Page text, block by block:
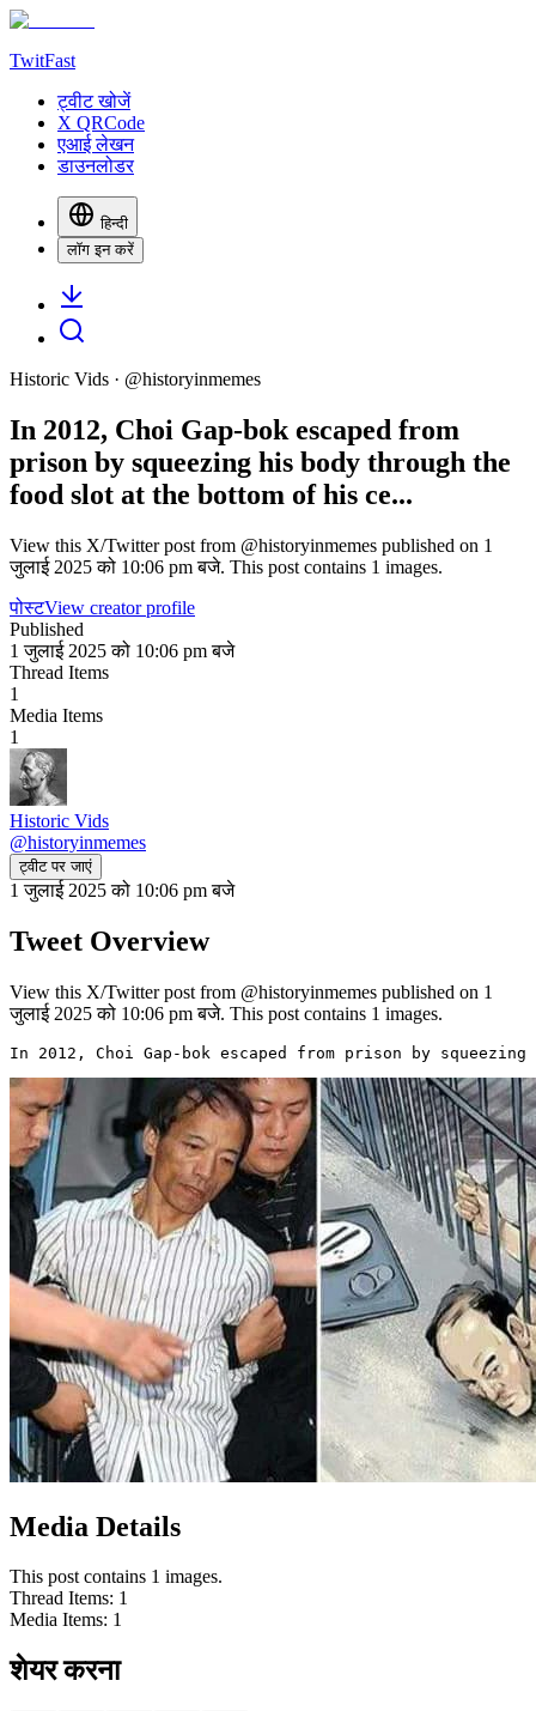
TwitFast
ट्वीट खोजें
X QRCode
एआई लेखन
डाउनलोडर
हिन्दी
लॉग इन करें
Historic Vids · @historyinmemes
In 2012, Choi Gap-bok escaped from
prison by squeezing his body through the
food slot at the bottom of his ce...
View this X/Twitter post from @historyinmemes published on 1
जुलाई 2025 को 10:06 pm बजे. This post contains 1 images.
पोस्टView creator profile
Published
1 जुलाई 2025 को 10:06 pm बजे
Thread Items
1
Media Items
1
Historic Vids
@historyinmemes
ट्वीट पर जाएं
1 जुलाई 2025 को 10:06 pm बजे
Tweet Overview
View this X/Twitter post from @historyinmemes published on 1
जुलाई 2025 को 10:06 pm बजे. This post contains 1 images.
In 2012, Choi Gap-bok escaped from prison by
Media Details
This post contains 1 images.
Thread Items: 1
Media Items: 1
शेयर करना